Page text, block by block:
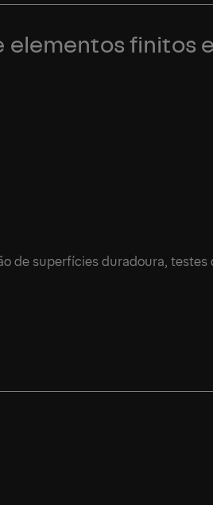
elementos finitos
de superfícies duradoura,